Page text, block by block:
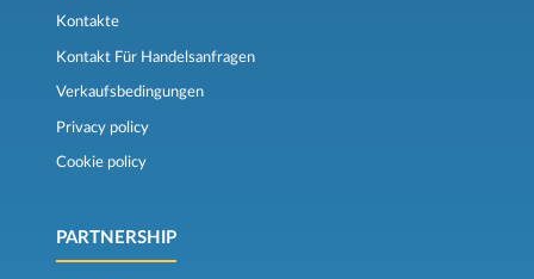
Kontakte
Kontakt Für Handelsanfragen
Verkaufsbedingungen
Privacy policy
Cookie policy
PARTNERSHIP